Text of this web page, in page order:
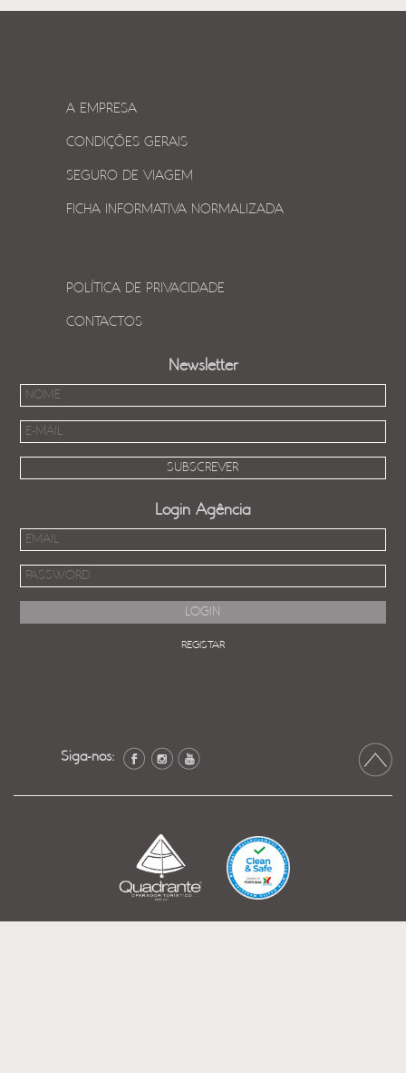
A EMPRESA
CONDIÇÕES GERAIS
SEGURO DE VIAGEM
FICHA INFORMATIVA NORMALIZADA
POLÍTICA DE PRIVACIDADE
CONTACTOS
Newsletter
Login Agência
REGISTAR
Siga-nos: